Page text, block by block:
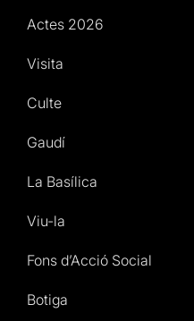
Actes 2026
Visita
Culte
Gaudí
La Basílica
Viu-la
Fons d’Acció Social
Botiga